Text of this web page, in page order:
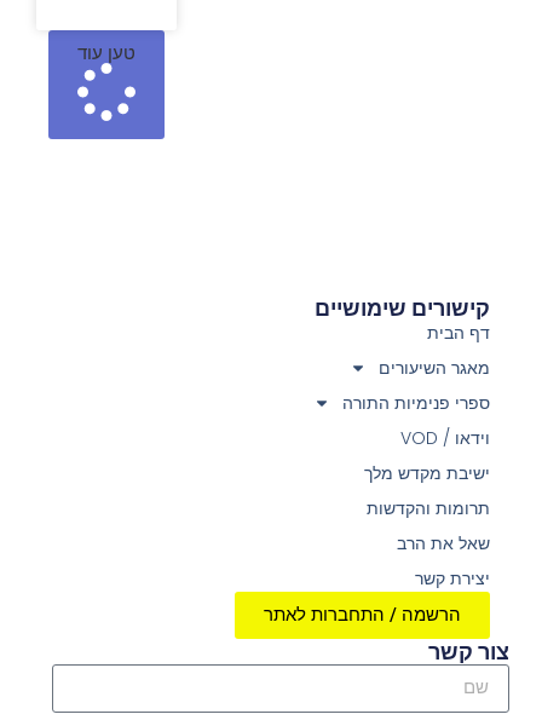
טען עוד
קישורים שימושיים
דף הבית
מאגר השיעורים
ספרי פנימיות התורה
וידאו / VOD
ישיבת מקדש מלך
תרומות והקדשות
שאל את הרב
יצירת קשר
הרשמה / התחברות לאתר
צור קשר